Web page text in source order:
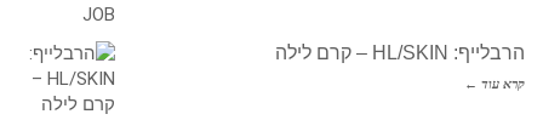
הרבלייף: HL/SKIN – קרם לילה
קרא עוד ←